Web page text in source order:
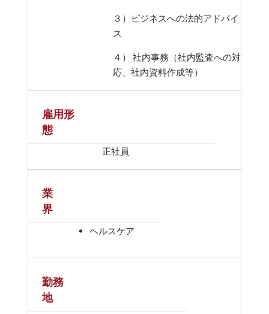
３）ビジネスへの法的アドバイ
ス
４） 社内事務（社内監査への対
応、社内資料作成等）
雇用形
態
正社員
業
界
ヘルスケア
勤務
地